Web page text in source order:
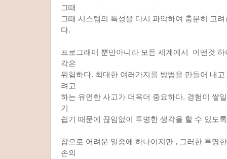
그때
그때 시스템의 특성을 다시 파악하여 충분히 고
다.
프로그래머 뿐만아니라 모든 세계에서 어떤것
각은
위험하다. 최대한 여러가지를 방법을 만들어 내
려고
하는 유연한 사고가 더욱더 중요하다. 경험이 쌓
기
쉽기 때문에 끊임없이 투명한 생각을 할 수 있도
참으로 어려운 일중에 하나이지만 , 그러한 투명
손의